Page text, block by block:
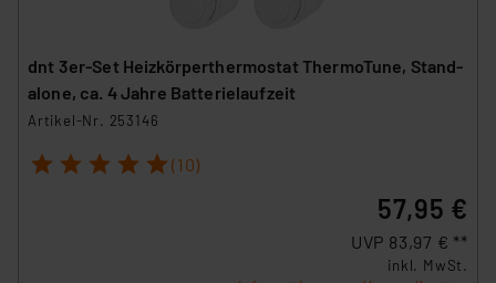
dnt 3er-Set Heizkörperthermostat ThermoTune, Stand-
alone, ca. 4 Jahre Batterielaufzeit
Artikel-Nr. 253146
1 2 3 4 5 (10)
57,95 €
UVP 83,97 € **
inkl. MwSt.